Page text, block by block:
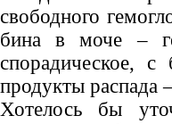
свободного
бина в моче –
спорадическое,
продукты распада
Хотелось бы